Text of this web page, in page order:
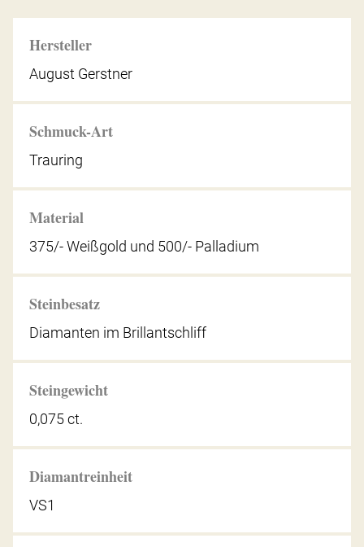
Hersteller
August Gerstner
Schmuck-Art
Trauring
Material
375/- Weißgold und 500/- Palladium
Steinbesatz
Diamanten im Brillantschliff
Steingewicht
0,075 ct.
Diamantreinheit
VS1